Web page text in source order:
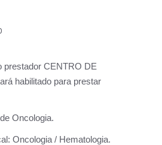
prestador CENTRO DE
habilitado para prestar
Oncologia.
Oncologia / Hematologia.